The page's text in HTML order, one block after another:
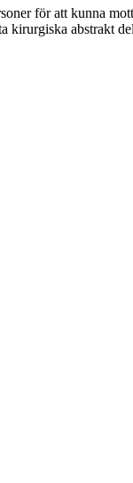
för att kunna
kirurgiska abstrakt